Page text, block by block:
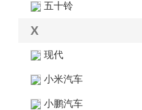
五十铃
X
现代
小米汽车
小鹏汽车